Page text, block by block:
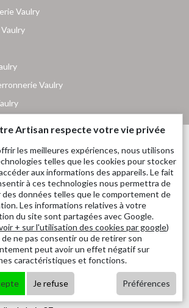
Vaulry
Vaulry
Artisan respecte votre vie privée
les meilleures expériences, nous utilisons
telles que les cookies pour stocker
aux informations des appareils. Le fait
à ces technologies nous permettra de
données telles que le comportement de
Les informations relatives à votre
du site sont partagées avec Google.
+ sur l'utilisation des cookies par google)
ne pas consentir ou de retirer son
peut avoir un effet négatif sur
caractéristiques et fonctions.
Je refuse Préférences